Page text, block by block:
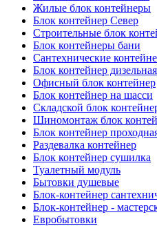
Жилые блок контейнеры
Блок контейнер Север
Строительные блок
Блок контейнеры бани
Сантехнические
Блок контейнер дизельная
Офисный блок контейнер
Блок контейнер на шасси
Складской блок
Шиномонтаж блок
Блок контейнер
Раздевалка контейнер
Блок контейнер сушилка
Туалетный модуль
Бытовки душевые
Блок-контейнер
Блок-контейнер -
Евробытовки